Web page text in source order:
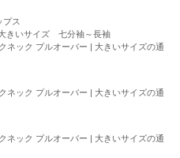
ス
きいサイズ 七分袖～長袖
ネック プルオーバー | 大きいサイズの通
ネック プルオーバー | 大きいサイズの通
ネック プルオーバー | 大きいサイズの通